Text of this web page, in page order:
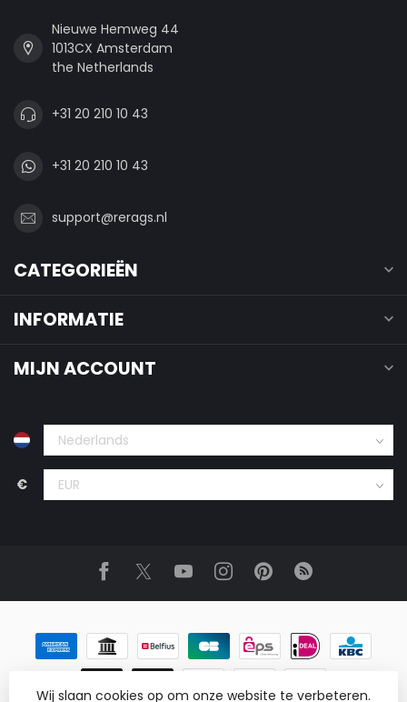
Nieuwe Hemweg 44
1013CX Amsterdam
the Netherlands
+31 20 210 10 43
+31 20 210 10 43
support@rerags.nl
CATEGORIEËN
INFORMATIE
MIJN ACCOUNT
€
Wij slaan cookies op om onze website te verbeteren.